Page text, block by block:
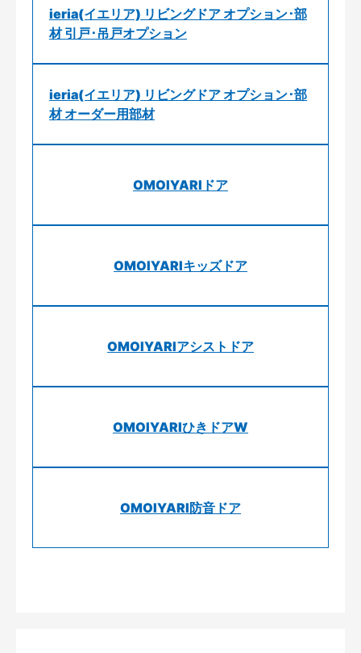
ieria(イエリア) リビングドア オプション･部
材 引戸･吊戸オプション
ieria(イエリア) リビングドア オプション･部
材 オーダー用部材
OMOIYARIドア
OMOIYARIキッズドア
OMOIYARIアシストドア
OMOIYARIひきドアW
OMOIYARI防音ドア